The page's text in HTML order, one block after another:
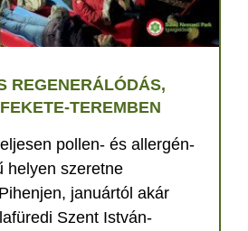
REGENERÁLÓDÁS,
TEREMBEN
pollen- és allergén-
helyen szeretne
januártól akár
Szent István-